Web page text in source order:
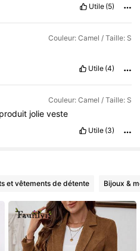
Utile (5)
Couleur: Camel / Taille: S
Utile (4)
Couleur: Camel / Taille: S
produit jolie veste
Utile (3)
et vêtements de détente Bijoux &